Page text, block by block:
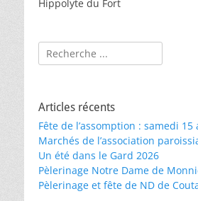
Hippolyte du Fort
Rechercher :
Articles récents
Fête de l’assomption : samedi 15
Marchés de l’association
Un été dans le Gard 2026
Pèlerinage Notre Dame de
Pèlerinage et fête de ND de